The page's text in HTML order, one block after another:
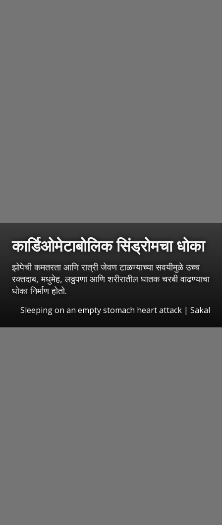
कार्डिओमेटाबोलिक सिंड्रोमचा धोका
झोपेची कमतरता आणि रात्री जेवण टाळण्याच्या सवयीमुळे उच्च
रक्तदाब, मधुमेह, लठ्ठपणा आणि शरीरातील घातक चरबी वाढण्याचा
धोका निर्माण होतो.
Sleeping on an empty stomach heart attack | Sakal